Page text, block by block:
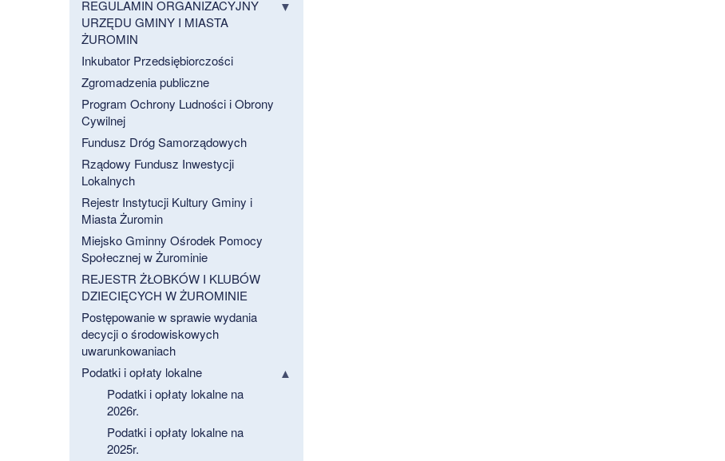
REGULAMIN ORGANIZACYJNY
URZĘDU GMINY I MIASTA
ŻUROMIN
Inkubator Przedsiębiorczości
Zgromadzenia publiczne
Program Ochrony Ludności i Obrony
Cywilnej
Fundusz Dróg Samorządowych
Rządowy Fundusz Inwestycji
Lokalnych
Rejestr Instytucji Kultury Gminy i
Miasta Żuromin
Miejsko Gminny Ośrodek Pomocy
Społecznej w Żurominie
REJESTR ŻŁOBKÓW I KLUBÓW
DZIECIĘCYCH W ŻUROMINIE
Postępowanie w sprawie wydania
decycji o środowiskowych
uwarunkowaniach
Podatki i opłaty lokalne
Podatki i opłaty lokalne na
2026r.
Podatki i opłaty lokalne na
2025r.